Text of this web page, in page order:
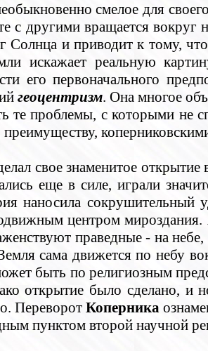
смелое для
с другими вращается
Солнца и приводит к тому,
искажает реальную
его первоначального
геоцентризм. Она многое
те проблемы, с которыми не
свое знаменитое
еще в силе, играли
наносила сокрушительный
центром мироздания.
праведные - на
сама движется по небу
быть по религиозным
открытие было сделано, и
ПереворотКоперника
пунктом второй научной